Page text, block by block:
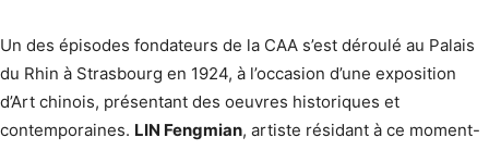
Un des épisodes fondateurs de la CAA s’est déroulé au Palais
du Rhin à Strasbourg en 1924, à l’occasion d’une exposition
d’Art chinois, présentant des oeuvres historiques et
contemporaines. LIN Fengmian, artiste résidant à ce moment-